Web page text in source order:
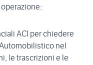
ACI per chiedere
nel
le trascrizioni e le